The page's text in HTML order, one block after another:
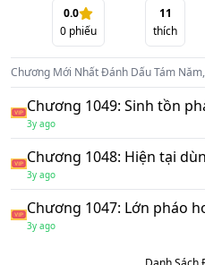
ôm, đánh dấu thu hoạch được
【 bị thân là Hồi Xuân Thánh
thuốc, đánh dấu thu hoạch
năng 】
【 bị Quốc Thuật Đại Sư tam
đánh dấu thu hoạch được thể
【 cùng đỉnh lưu nữ dẫn
đánh dấu thu hoạch được
0.0
0phiếu
11
thích
Chương Mới NhấtĐánh Dấu Tám
Chương 1049: Sinh tồn
3y ago
Chương 1048: Hiện tại
3y ago
Chương 1047: Lớn pháo
3y ago